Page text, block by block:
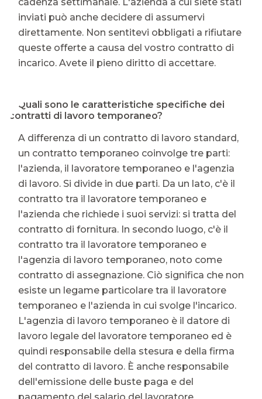
cadenza settimanale. L'azienda a cui siete stati
inviati può anche decidere di assumervi
direttamente. Non sentitevi obbligati a rifiutare
queste offerte a causa del vostro contratto di
incarico. Avete il pieno diritto di accettare.
⭐ Quali sono le caratteristiche specifiche dei
contratti di lavoro temporaneo?
A differenza di un contratto di lavoro standard,
un contratto temporaneo coinvolge tre parti:
l'azienda, il lavoratore temporaneo e l'agenzia
di lavoro. Si divide in due parti. Da un lato, c'è il
contratto tra il lavoratore temporaneo e
l'azienda che richiede i suoi servizi: si tratta del
contratto di fornitura. In secondo luogo, c'è il
contratto tra il lavoratore temporaneo e
l'agenzia di lavoro temporaneo, noto come
contratto di assegnazione. Ciò significa che non
esiste un legame particolare tra il lavoratore
temporaneo e l'azienda in cui svolge l'incarico.
L'agenzia di lavoro temporaneo è il datore di
lavoro legale del lavoratore temporaneo ed è
quindi responsabile della stesura e della firma
del contratto di lavoro. È anche responsabile
dell'emissione delle buste paga e del